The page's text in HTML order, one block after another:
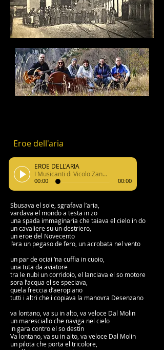
Eroe dell'aria
EROE DELL'ARIA
I Musicanti di Vicolo Zanella
00:00 00:00
Sbusava el sole, sgrafava l’aria,
vardava el mondo a testa in zo
una spada immaginaria che taiava el cielo in do
un cavaliere su un destriero,
un eroe del Novecento
l’era un pegaso de fero, un acrobata nel vento
un par de ociai ‘na cuffia in cuoio,
una tuta da aviatore
tra le nubi un corridoio, el lanciava el so motore
sora l’acqua el se speciava,
quela freccia d’aeroplano
tutti i altri che i copiava la manovra Desenzano
va lontano, va su in alto, va veloce Dal Molin
un maresciallo che naviga nel cielo
in gara contro el so destin
Va lontano, va su in alto, va veloce Dal Molin
un pilota che porta el tricolore,